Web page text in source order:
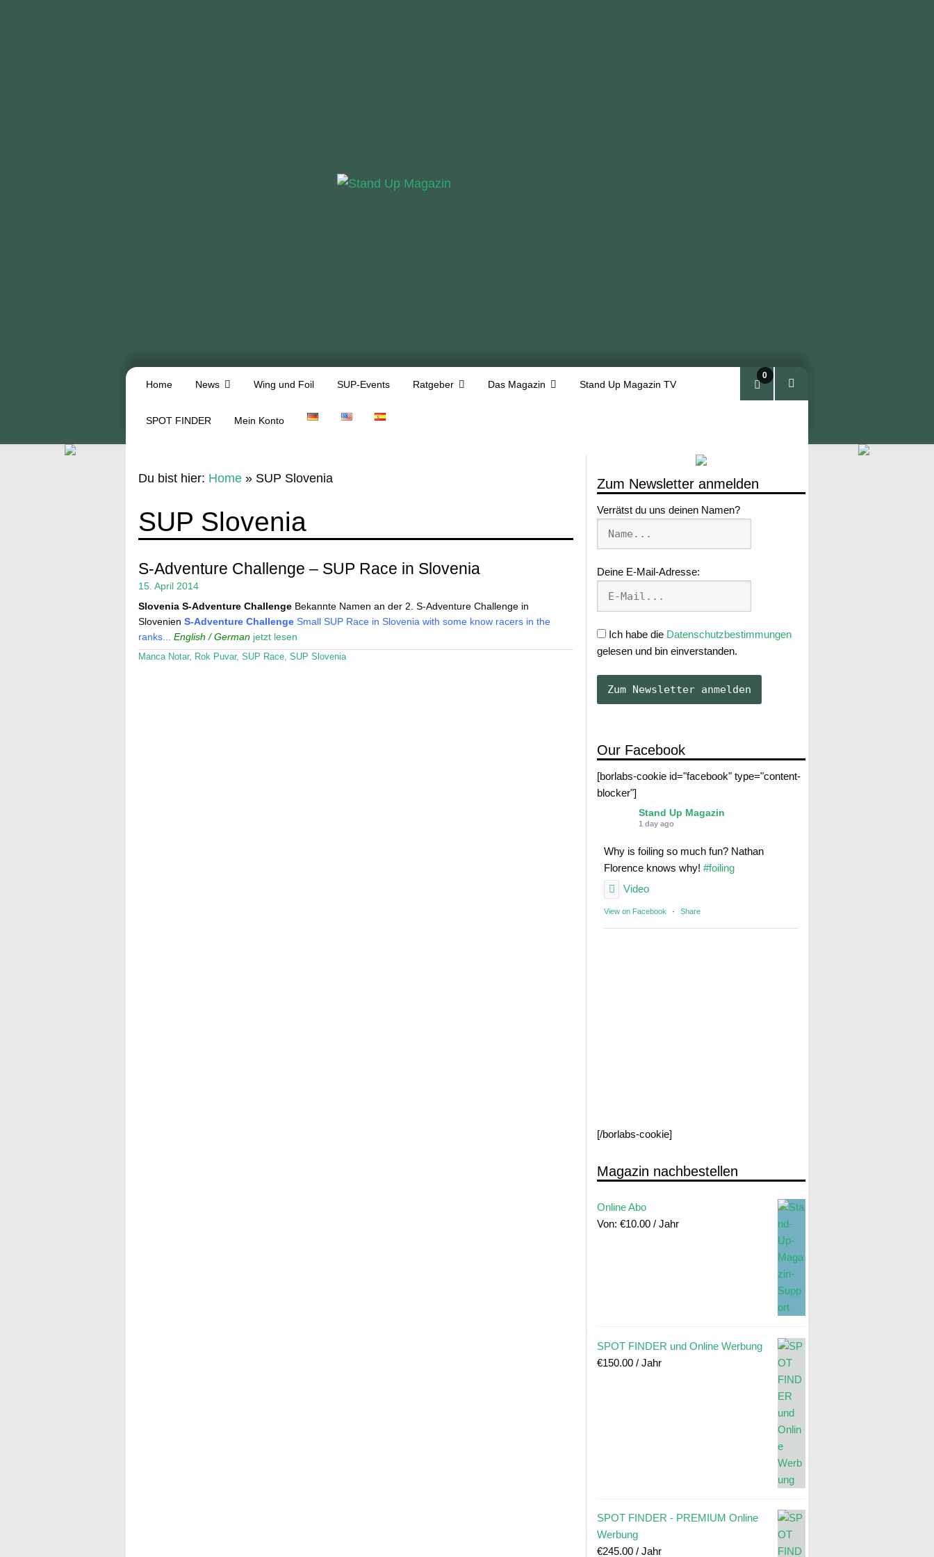
Home News Wing und Foil SUP-Events Ratgeber Das Magazin Stand Up Magazin TV
SPOT FINDER Mein Konto
0
Zum Newsletter anmelden
Verrätst du uns deinen Namen?
Deine E-Mail-Adresse:
Ich habe die Datenschutzbestimmungen
gelesen und bin einverstanden.
Our Facebook
[borlabs-cookie id="facebook" type="content-
blocker"]
Stand Up Magazin
1 day ago
Why is foiling so much fun? Nathan
Florence knows why! #foiling
Video
View on Facebook · Share
[/borlabs-cookie]
Magazin nachbestellen
Online Abo
Von: €10.00 / Jahr
SPOT FINDER und Online Werbung
€150.00 / Jahr
SPOT FINDER - PREMIUM Online
Werbung
€245.00 / Jahr
Du bist hier: Home» SUP Slovenia
SUP Slovenia
S-Adventure Challenge – SUP Race in Slovenia
15. April 2014
Slovenia S-Adventure ChallengeBekannte Namen an der 2. S-Adventure Challenge in
Slovenien S-Adventure ChallengeSmall SUP Race in Slovenia with some know racers in the
ranks... English / German jetzt lesen
Manca Notar, Rok Puvar, SUP Race, SUP Slovenia